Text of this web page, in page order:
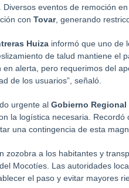
Diversos eventos de remoción
con Tovar, generando
Huiza informó que uno de
de talud mantiene el
en alerta, pero requerimos del
de los usuarios”, señaló.
urgente al Gobierno Regional
la logística necesaria.
una contingencia de esta
zozobra a los habitantes y
Mocotíes. Las autoridades
el paso y evitar mayores